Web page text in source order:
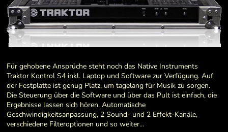
Für gehobene Ansprüche steht noch das Native Instruments
Traktor Kontrol S4 inkl. Laptop und Software zur Verfügung. Auf
der Festplatte ist genug Platz, um tagelang für Musik zu sorgen.
Die Steuerung über die Software und über das Pult ist einfach, die
Ergebnisse lassen sich hören. Automatische
Geschwindigkeitsanpassung, 2 Sound- und 2 Effekt-Kanäle,
verschiedene Filteroptionen und so weiter...